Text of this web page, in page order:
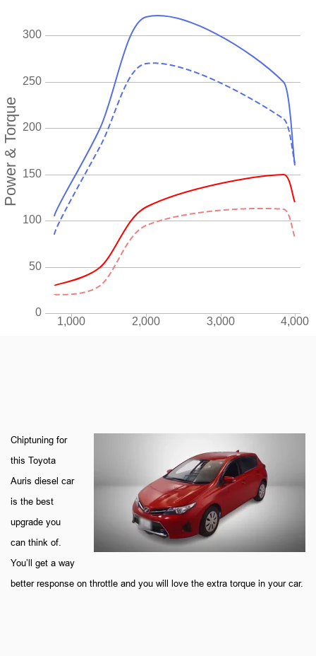
Chiptuning for
this Toyota
Auris diesel car
is the best
upgrade you
can think of.
You’ll get a way
better response on throttle and you will love the extra torque in your car.